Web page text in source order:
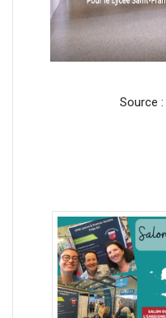
Source :